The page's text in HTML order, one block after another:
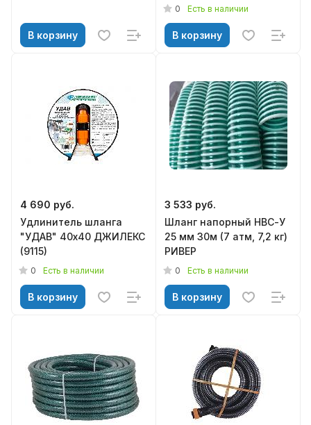
В корзину
0 Есть в наличии
В корзину
4 690 руб.
Удлинитель шланга
"УДАВ" 40х40 ДЖИЛЕКС
(9115)
0 Есть в наличии
В корзину
3 533 руб.
Шланг напорный НВС-У
25 мм 30м (7 атм, 7,2 кг)
РИВЕР
0 Есть в наличии
В корзину